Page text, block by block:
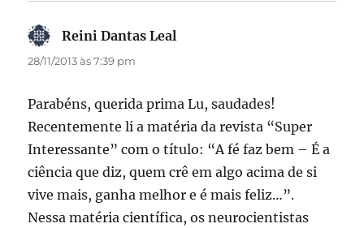
Reini Dantas Leal
28/11/2013 às 7:39 pm
Parabéns, querida prima Lu, saudades!
Recentemente li a matéria da revista “Super
Interessante” com o título: “A fé faz bem – É a
ciência que diz, quem crê em algo acima de si
vive mais, ganha melhor e é mais feliz…”.
Nessa matéria científica, os neurocientistas